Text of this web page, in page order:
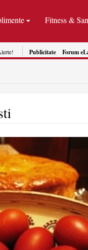
Fitness &
Publicitate Forum